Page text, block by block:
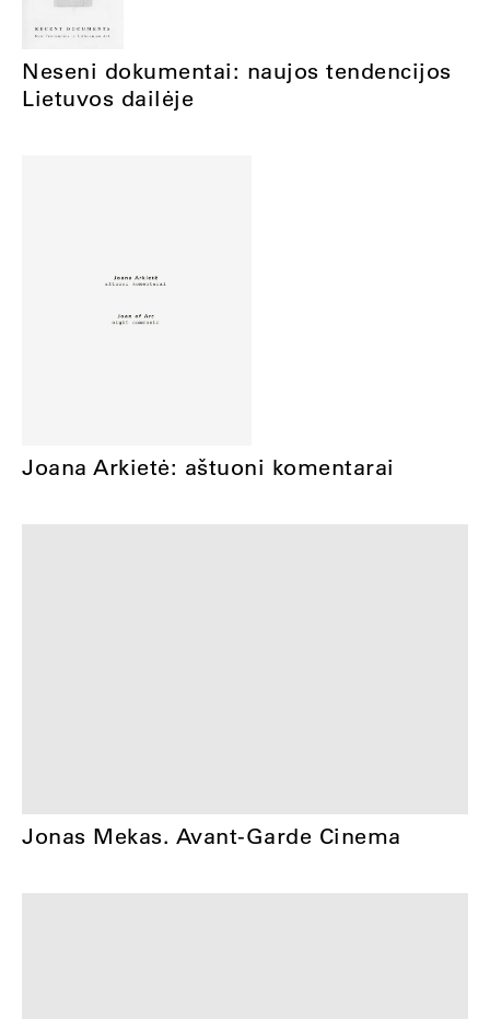
Neseni dokumentai: naujos tendencijos
Lietuvos dailėje
Joana Arkietė: aštuoni komentarai
Jonas Mekas. Avant-Garde Cinema